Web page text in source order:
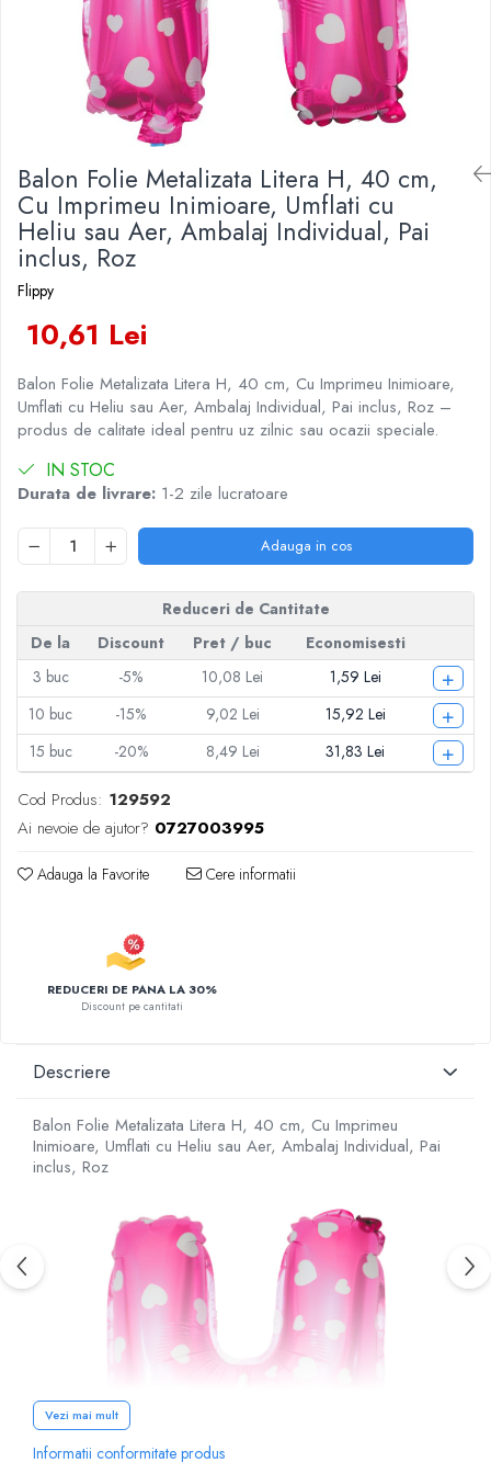
Veselă pentru Masă
Articole pentru Casa si Curatenie
Accesorii Ingrijire Casa
Cutii depozitare
Lumanari
Maturi, Perii, Mopuri si Galeti
Perne Voiaj, Paturi si Textile
Produse Curatenie
Produse ingrijire incaltaminte
Radiatoare si Seminee electrice
Steaguri
Tapet 3D Autoadeziv
Umidificatoare
Uscatoare si Standere Haine
Articole pentru Gradina si Bricolaj
Articole pentru Iluminat
Corpuri de iluminat
Lampi de veghe
Articole si, Echipamente pentru
Pelerine, Umbrele si Accesorii
Videoproiectoare
Baloane Latex
Baloane si Accesorii Absolvire
Baloane si Accesorii Halloween
Banda adeziva
Costume si Deghizare
Fete Masa si Perdele Franjurate
Lumanari si Toppere
Pompe Baloane
Seturi si Arcade Baloane
Tematica Nunta
Iluminat Festiv
Instalatii de Craciun
Liniar / Sir
Ornamente Brad
Kendama Rubber Grip V3 Cupe
Kendama Silken V3 King Size
Kendama Super Sticky V2 Cupe
Balon Folie Metalizata Litera H, 40 cm,
Cu Imprimeu Inimioare, Umflati cu
Heliu sau Aer, Ambalaj Individual, Pai
inclus, Roz
Flippy
10,61 Lei
Balon Folie Metalizata Litera H, 40 cm, Cu Imprimeu Inimioare,
Umflati cu Heliu sau Aer, Ambalaj Individual, Pai inclus, Roz –
produs de calitate ideal pentru uz zilnic sau ocazii speciale.
IN STOC
Durata de livrare: 1-2 zile lucratoare
Adauga in cos
Reduceri de Cantitate
De la
Discount Pret / buc
Economisesti
3 buc -5% 10,08 Lei 1,59 Lei +
10 buc -15% 9,02 Lei 15,92 Lei +
15 buc -20% 8,49 Lei 31,83 Lei +
Cod Produs: 129592
Ai nevoie de ajutor? 0727003995
Adauga la Favorite Cere informatii
REDUCERI DE PANA LA 30%
Discount pe cantitati
Descriere
Balon Folie Metalizata Litera H, 40 cm, Cu Imprimeu
Inimioare, Umflati cu Heliu sau Aer, Ambalaj Individual, Pai
inclus, Roz
Vezi mai mult
Informatii conformitate produs